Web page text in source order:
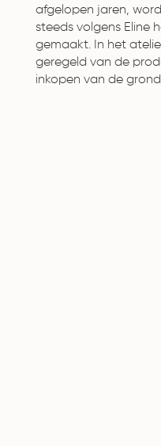
afgelopen jaren,
steeds volgens Eline
gemaakt. In het
geregeld van de
inkopen van de